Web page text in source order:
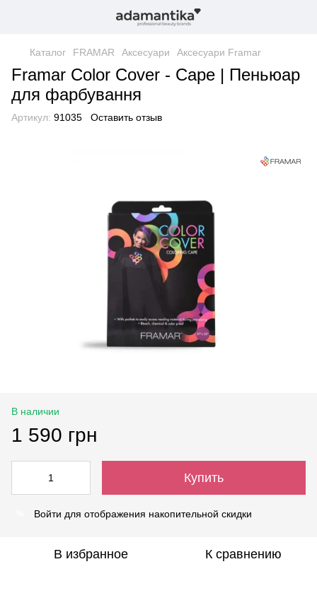
Каталог FRAMAR Аксесуари Аксесуари Framar
Framar Color Cover - Cape | Пеньюар
для фарбування
Артикул: 91035 Оставить отзыв
В наличии
1 590 грн
Купить
Войти для отображения накопительной скидки
В избранное К сравнению